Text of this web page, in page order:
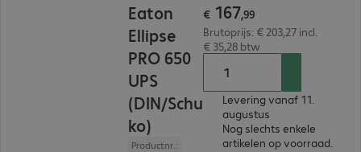
Eaton
Ellipse
PRO 650
UPS
(DIN/Schu
ko)
Productnr.:
€ 167,99
Brutoprijs: € 203,27 incl.
€ 35,28 btw
Levering vanaf 11.
augustus
Nog slechts enkele
artikelen op voorraad.